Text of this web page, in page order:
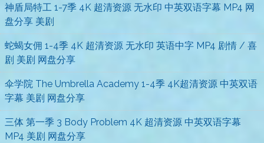
神盾局特工 1-7季 4K 超清资源 无水印 中英双语字幕 MP4 网
盘分享 美剧
蛇蝎女佣 1-4季 4K 超清资源 无水印 英语中字 MP4 剧情 / 喜
剧 美剧 网盘分享
伞学院 The Umbrella Academy 1-4季 4K超清资源 中英双语
字幕 美剧 网盘分享
三体 第一季 3 Body Problem 4K 超清资源 中英双语字幕
MP4 美剧 网盘分享